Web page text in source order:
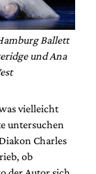
Ballett
und Ana
vielleicht
untersuchen
Charles
ob